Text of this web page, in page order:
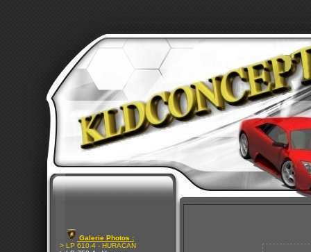
Galerie Photos :
> LP 610-4 - HURACAN